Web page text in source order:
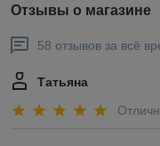
Отзывы о магазине
58 отзывов за всё
Татьяна